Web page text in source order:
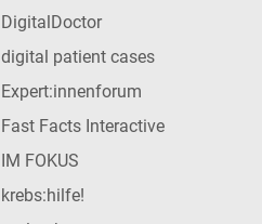
DigitalDoctor
digital patient cases
Expert:innenforum
Fast Facts Interactive
IM FOKUS
krebs:hilfe!